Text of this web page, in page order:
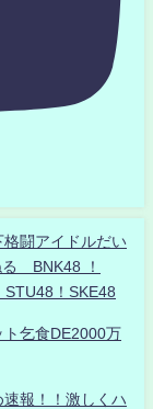
闘アイドルだい
BNK48 ！
！SKE48
ト乞食DE2000万
速報！！激しくハ